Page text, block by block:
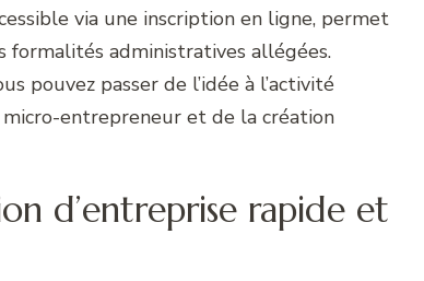
via une inscription en ligne, permet
formalités administratives allégées.
pouvez passer de l’idée à l’activité
entrepreneur et de la création
d’entreprise rapide et